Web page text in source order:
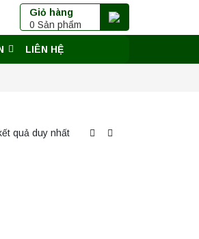
Giỏ hàng
0 Sản phẩm
LIÊN HỆ
quả duy nhất